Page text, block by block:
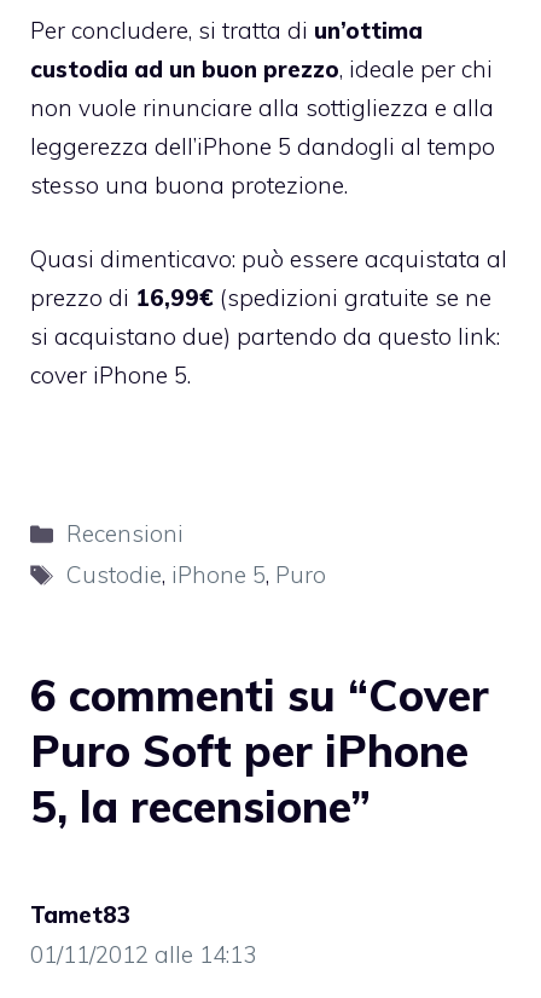
Per concludere, si tratta di un’ottima
custodia ad un buon prezzo, ideale per chi
non vuole rinunciare alla sottigliezza e alla
leggerezza dell’iPhone 5 dandogli al tempo
stesso una buona protezione.
Quasi dimenticavo: può essere acquistata al
prezzo di 16,99€ (spedizioni gratuite se ne
si acquistano due) partendo da questo link:
cover iPhone 5.
Categorie
Recensioni
Tag
Custodie, iPhone 5, Puro
6 commenti su “Cover
Puro Soft per iPhone
5, la recensione”
Tamet83
01/11/2012 alle 14:13